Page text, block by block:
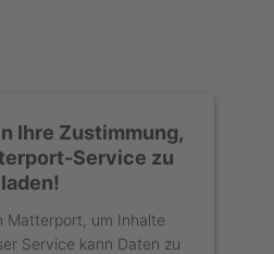
Ihre Zustimmung,
Service zu
laden!
Matterport, um Inhalte
Service kann Daten zu